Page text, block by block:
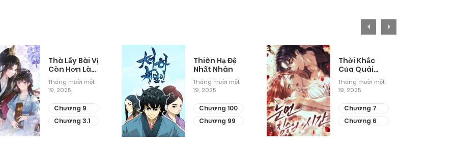
Thà Lấy Bài Vị
Còn Hơn Làm
Thiếp
Tháng mười một
19, 2025
Chương 9
Chương 3.1
Thiên Hạ Đệ
Nhất Nhân
Tháng mười một
19, 2025
Chương 100
Chương 99
Thời Khắc
Của Quái
Thú Mù
Tháng mười một
19, 2025
Chương 7
Chương 6